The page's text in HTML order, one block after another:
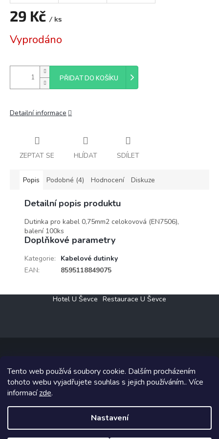
Tento web používá soubory cookie. Dalším procházením
tohoto webu vyjadřujete souhlas s jejich používáním.. Více
informacízde.
Nastavení
29 Kč / ks
cena:
Vyprodáno
PŘIDAT DO KOŠÍKU
Detailní informace
ZEPTAT SE HLÍDAT SDÍLET
Popis Podobné (4) Hodnocení Diskuze
Detailní popis produktu
Dutinka pro kabel 0,75mm2 celokovová (EN7506),
balení 100ks
Doplňkové parametry
Kategorie:
Kabelové dutinky
EAN: 8595118849075
Hotel U Ševce Restaurace U Ševce
Copyright 2026Elektro Klesný s.r.o.. Všechna práva vyhrazena.
Grafický návrh vytvořil a na Shoptet implementoval
Shoptetak.cz.
Vytvořil Shoptet